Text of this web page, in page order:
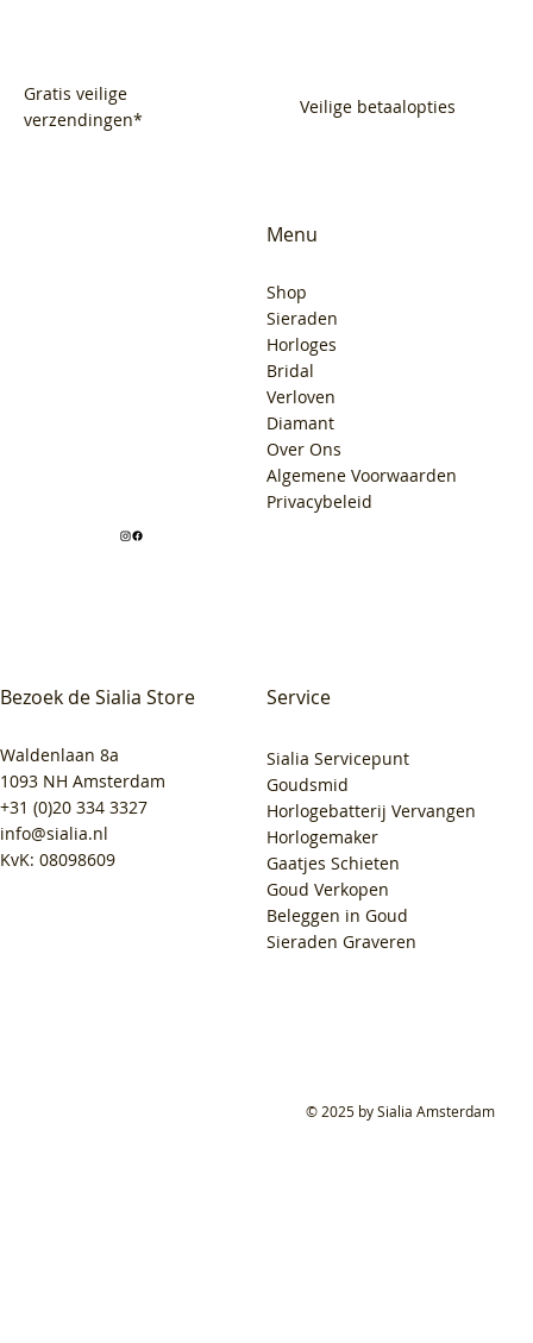
Gratis veilige
verzendingen*
Veilige betaalopties
Bezoek de Sialia Store
Waldenlaan 8a
1093 NH Amsterdam
+31 (0)20 334 3327
info@sialia.nl
KvK: 08098609
Menu
Shop
Sieraden
Horloges
Bridal
Verloven
Diamant
Over Ons
Algemene Voorwaarden
Privacybeleid
Service
Sialia Servicepunt
Goudsmid
Horlogebatterij Vervangen
Horlogemaker
Gaatjes Schieten
Goud Verkopen
Beleggen in Goud
Sieraden Graveren
© 2025 by Sialia Amsterdam